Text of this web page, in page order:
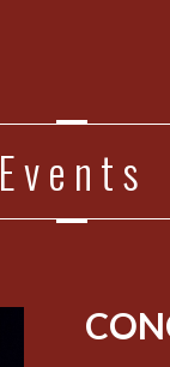
Events